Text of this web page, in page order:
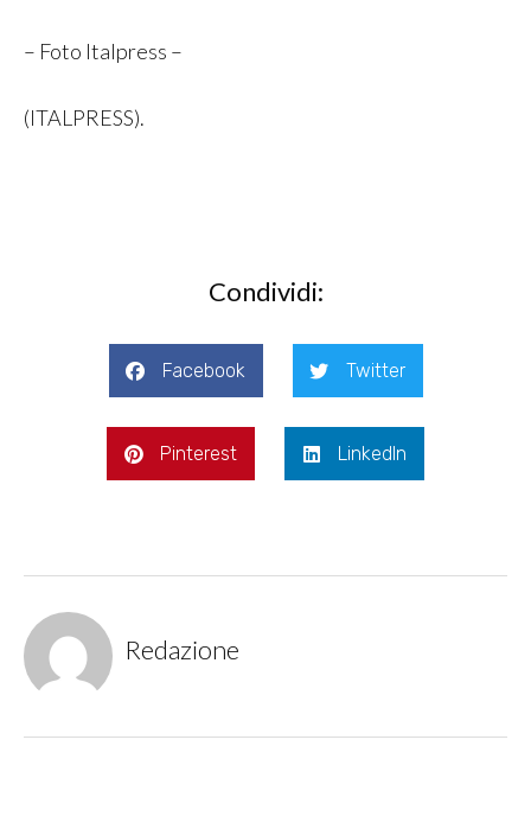
– Foto Italpress –
(ITALPRESS).
Condividi:
Facebook Twitter
Pinterest LinkedIn
Redazione